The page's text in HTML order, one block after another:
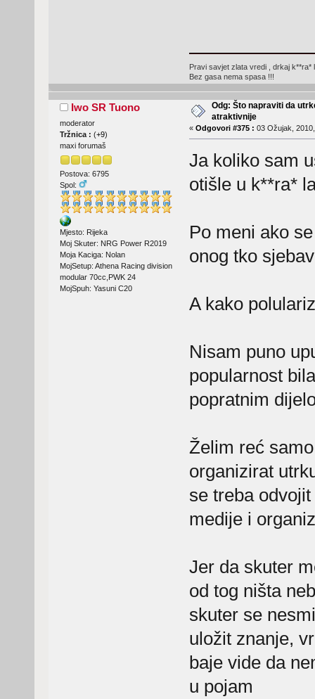
Pravi savjet zlata vredi , drkaj k**ra*
Bez gasa nema spasa !!!
Iwo SR Tuono
moderator
Tržnica : (+9)
maxi forumaš
Postova: 6795
Spol:
Mjesto: Rijeka
Moj Skuter: NRG Power R2019
Moja Kaciga: Nolan
MojSetup: Athena Racing division
modular 70cc,PWK 24
MojSpuh: Yasuni C20
Odg: Što napraviti da
atraktivnije
« Odgovori #375 : 03 Ožujak,
Ja koliko sam
otišle u k**ra*
Po meni ako
onog tko
A kako
Nisam puno
popularnost
popratnim
Želim reć
organizirat
se treba
medije i
Jer da skuter
od tog ništa
skuter se
uložit znanje,
baje vide da
u pojam